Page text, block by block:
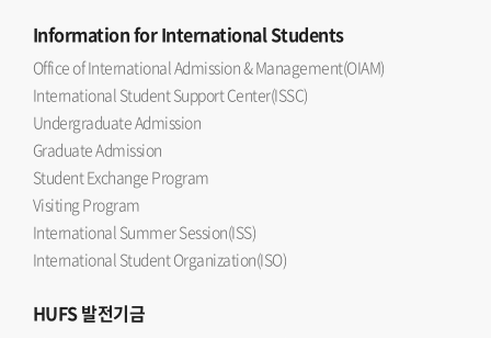
Informationfor International Students
Office of International Admission & Management(OIAM)
International Student Support Center(ISSC)
Undergraduate Admission
Graduate Admission
Student Exchange Program
Visiting Program
International Summer Session(ISS)
International Student Organization(ISO)
HUFS발전기금